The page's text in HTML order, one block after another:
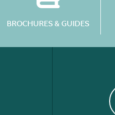
BROCHURES & GUIDES